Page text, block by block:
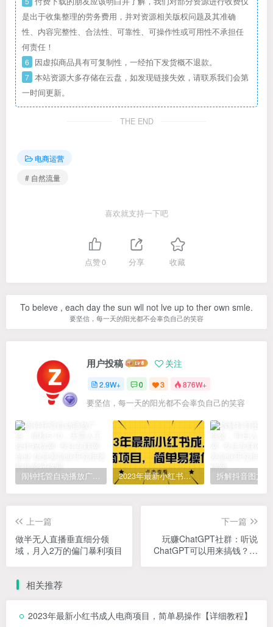
是出于收集整理的劳务费用，并对资源相关版权问题及其准确
性、内容完整性、合法性、可靠性、可操作性或可用性不承担任
何责任！
6 因虚拟商品具有可复制性，一经拍下发货概不退款。
7 本站资源大多存储在云盘，如发现链接失效，请联系我们会第
一时间更新。
THE END
电商运营
# 自然流量
喜欢就支持一下吧
点赞0 分享 收藏
To beleve , each day the sun wll not lve up to ther own smle.
要坚信，每一天的阳光都不会辜负自己的笑容
用户投稿 关注
2.9W+ 0 3 876W+
要坚信，每一天的阳光都不会辜负自己的笑容
闹钟托管自动播放广告，单机5-10，无需人工操作 2023年最新小红书成人电商项目，简单易操作【详细教程】
上一篇
做半无人直播垂直细分领
域，月入2万的偏门暴利项目
下一篇
玩赚ChatGPT社群：听说
ChatGPT可以用来搞钱？从
相关推荐
2023年最新小红书成人电商项目，简单易操作【详细教程】